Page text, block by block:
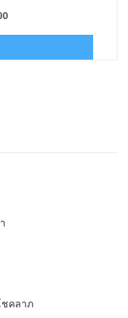
Current
฿120.00.
ชคลาภ